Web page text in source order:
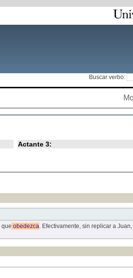
Buscar verbo:
Actante 3:
que obedezca. Efectivamente, sin replicar a Juan,